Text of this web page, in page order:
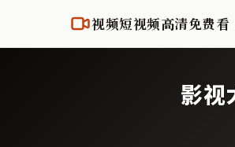
视频短视频高清免费看
影视